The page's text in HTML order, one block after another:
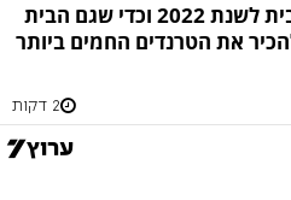
הטרנדים החמים בפרקטים לבית לשנת 2022 וכדי שגם הבית
את הטרנדים החמים ביותר
2 דקות